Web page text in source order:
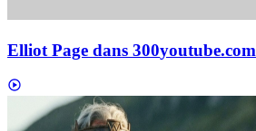
Elliot Page dans 300youtube.com